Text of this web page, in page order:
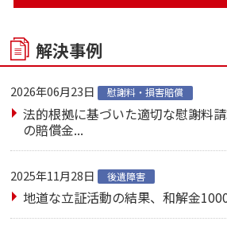
解決事例
2026年06月23日 慰謝料・損害賠償
法的根拠に基づいた適切な慰謝料
の賠償金...
2025年11月28日 後遺障害
地道な立証活動の結果、和解金